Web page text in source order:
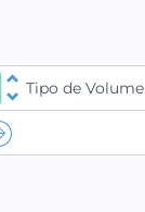
Tipo de Volume